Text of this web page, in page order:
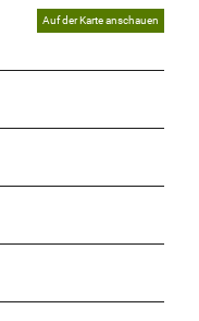
Auf der Karte anschauen